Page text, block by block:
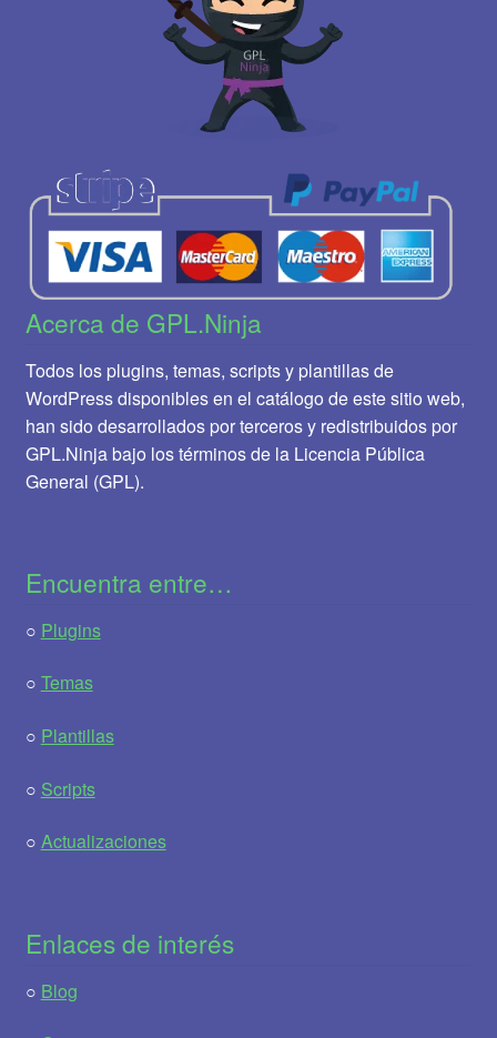
Acerca de GPL.Ninja
Todos los plugins, temas, scripts y plantillas de
WordPress disponibles en el catálogo de este sitio web,
han sido desarrollados por terceros y redistribuidos por
GPL.Ninja bajo los términos de la Licencia Pública
General (GPL).
Encuentra entre…
○ Plugins
○ Temas
○ Plantillas
○ Scripts
○ Actualizaciones
Enlaces de interés
○ Blog